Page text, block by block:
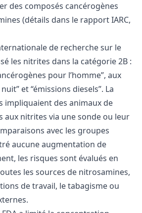
des composés cancérogènes
(détails dans le rapport IARC,
de recherche sur le
les nitrites dans la catégorie 2B :
pour l’homme”, aux
et “émissions diesels”. La
impliquaient des animaux de
aux nitrites via une sonde ou leur
avec les groupes
aucune augmentation de
les risques sont évalués en
les sources de nitrosamines,
de travail, le tabagisme ou